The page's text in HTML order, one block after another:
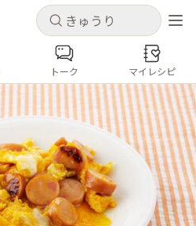
キャンセル
レシピを保存できます
新規登録
キャンセル
コンテンツ
トマト
とうもろこし
が ゴーヤ
トーク マイレシピ